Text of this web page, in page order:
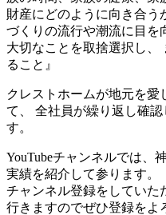
財産にどのように向き合う
づくりの流行や潮流に目を
大切なことを取捨選択し、
ること』
クレストホームが地元を愛
て、 全社員が繰り返し確
す。
YouTubeチャンネルでは、
実績を紹介して参ります。
チャンネル登録をしていた
行きますのでぜひ登録をよ